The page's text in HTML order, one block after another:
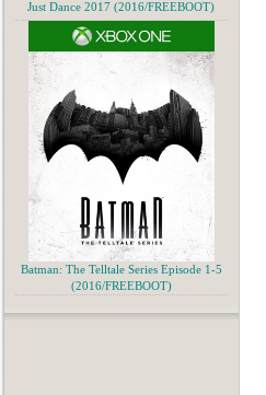
Just Dance 2017 (2016/FREEBOOT)
Batman: The Telltale Series Episode 1-5
(2016/FREEBOOT)